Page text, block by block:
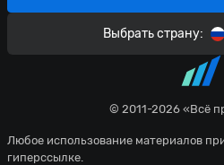
© 2011-2026 «Всё
Любое использование материалов
гиперссылке.
Выбрать страну: